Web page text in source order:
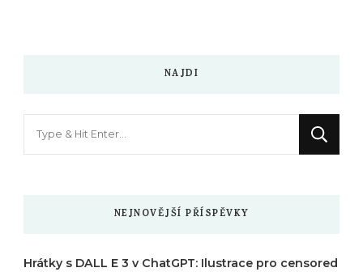
NAJDI
NEJNOVĚJŠÍ PŘÍSPĚVKY
Hrátky s DALL E 3 v ChatGPT: Ilustrace pro censored